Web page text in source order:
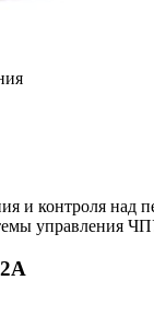
и контроля
управления